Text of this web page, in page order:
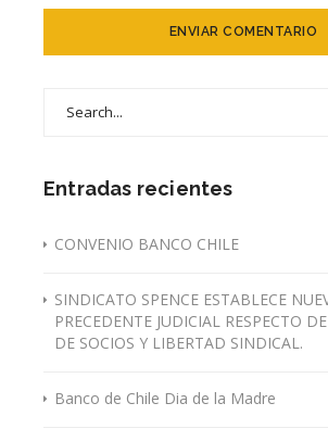
Entradas recientes
CONVENIO BANCO CHILE
SINDICATO SPENCE ESTABLECE
PRECEDENTE JUDICIAL RESPECTO
DE SOCIOS Y LIBERTAD SINDICAL.
Banco de Chile Dia de la Madre